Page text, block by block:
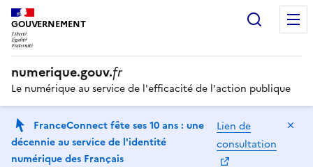
GOUVERNEMENT
numerique.gouv.fr
Le numérique au service de l'efficacité de l'action publique
FranceConnect fête ses 10 ans : une
décennie au service de l'identité
numérique des Français
Lien de
consultation